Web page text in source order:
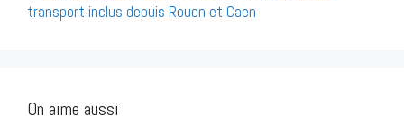
transport inclus depuis Rouen et Caen
On aime aussi